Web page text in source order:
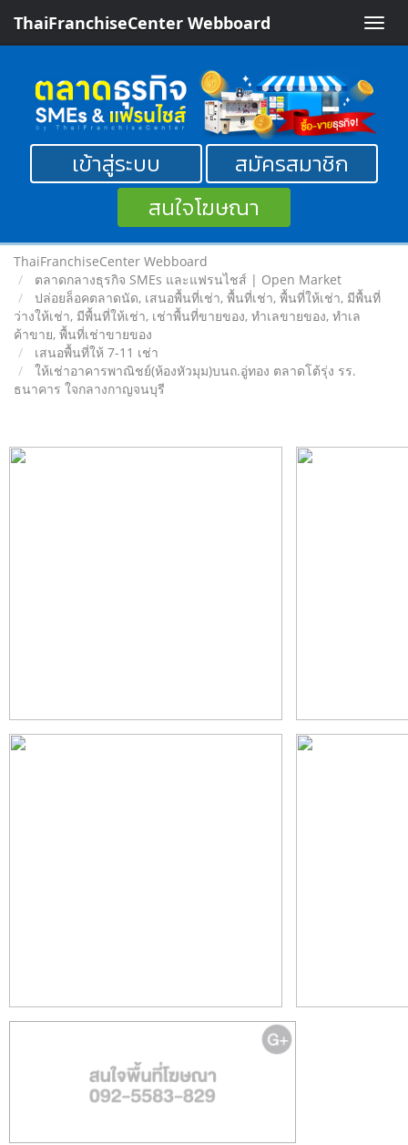
Toggle
ThaiFranchiseCenter Webboard
เข้าสู่ระบบ
สมัครสมาชิก
สนใจโฆษณา
ThaiFranchiseCenter Webboard
ตลาดกลางธุรกิจ SMEs และแฟรนไชส์ | Open Market
ปล่อยล็อคตลาดนัด, เสนอพื้นที่เช่า, พื้นที่เช่า, พื้นที่ให้เช่า, มีพื้นที่
ว่างให้เช่า, มีพื้นที่ให้เช่า, เช่าพื้นที่ขายของ, ทําเลขายของ, ทำเล
ค้าขาย, พื้นที่เช่าขายของ
เสนอพื้นที่ให้ 7-11 เช่า
ให้เช่าอาคารพาณิชย์(ห้องหัวมุม)บนถ.อู่ทอง ตลาดโต้รุ่ง รร.
ธนาคาร ใจกลางกาญจนบุรี